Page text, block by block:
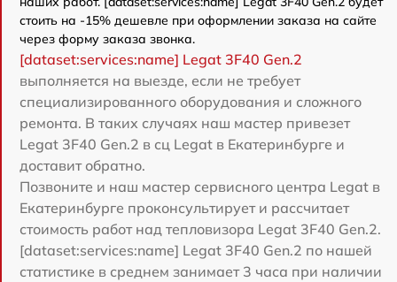
стоить на -15% дешевле при оформлении заказа на сайте
через форму заказа звонка.
[dataset:services:name] Legat 3F40 Gen.2
выполняется на выезде, если не требует
специализированного оборудования и сложного
ремонта. В таких случаях наш мастер привезет
Legat 3F40 Gen.2 в сц Legat в Екатеринбурге и
доставит обратно.
Позвоните и наш мастер сервисного центра Legat в
Екатеринбурге проконсультирует и рассчитает
стоимость работ над тепловизора Legat 3F40 Gen.2.
[dataset:services:name] Legat 3F40 Gen.2 по нашей
статистике в среднем занимает 3 часа при наличии